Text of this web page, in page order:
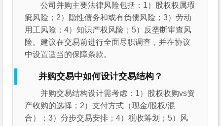
公司并购主要法律风险包括：1）股权权属瑕
疵风险；2）隐性债务和或有负债风险；3）劳动
用工风险；4）知识产权风险；5）反垄断审查风
险。建议在交易前进行全面尽职调查，并在协议
中设置适当的保障条款。
并购交易中如何设计交易结构？
并购交易结构设计需考虑：1）股权收购vs资
产收购的选择；2）支付方式（现金/股权/混
合）；3）分步交易安排；4）税收筹划；5）风